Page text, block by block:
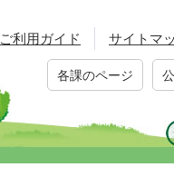
ご利用ガイド サイトマ
各課のページ